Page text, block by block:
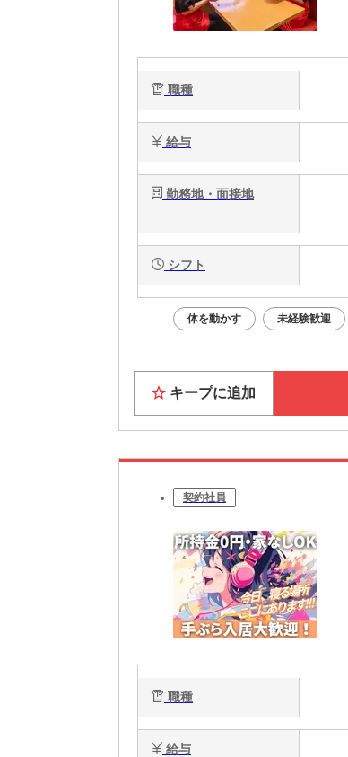
職種
給与
勤務地・面接地
シフト
体を動かす 未経験歓迎
キープに追加
契約社員
職種
給与